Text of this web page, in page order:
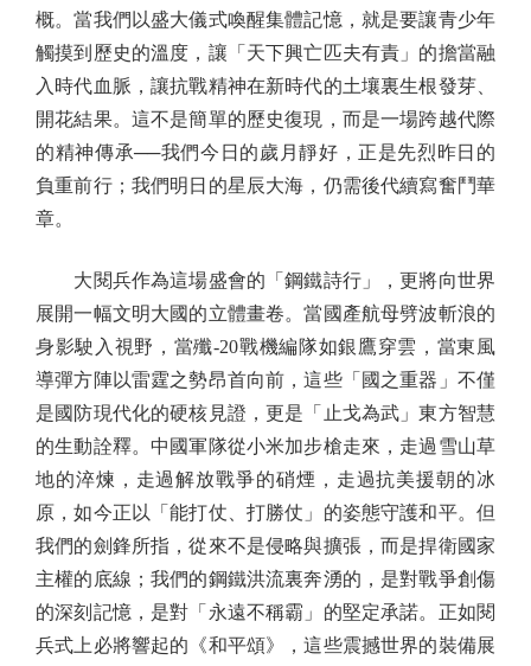
概。當我們以盛大儀式喚醒集體記憶，就是要讓青少年
觸摸到歷史的溫度，讓「天下興亡匹夫有責」的擔當融
入時代血脈，讓抗戰精神在新時代的土壤裏生根發芽、
開花結果。這不是簡單的歷史復現，而是一場跨越代際
的精神傳承──我們今日的歲月靜好，正是先烈昨日的
負重前行；我們明日的星辰大海，仍需後代續寫奮鬥華
章。
大閱兵作為這場盛會的「鋼鐵詩行」，更將向世界
展開一幅文明大國的立體畫卷。當國產航母劈波斬浪的
身影駛入視野，當殲-20戰機編隊如銀鷹穿雲，當東風
導彈方陣以雷霆之勢昂首向前，這些「國之重器」不僅
是國防現代化的硬核見證，更是「止戈為武」東方智慧
的生動詮釋。中國軍隊從小米加步槍走來，走過雪山草
地的淬煉，走過解放戰爭的硝煙，走過抗美援朝的冰
原，如今正以「能打仗、打勝仗」的姿態守護和平。但
我們的劍鋒所指，從來不是侵略與擴張，而是捍衛國家
主權的底線；我們的鋼鐵洪流裏奔湧的，是對戰爭創傷
的深刻記憶，是對「永遠不稱霸」的堅定承諾。正如閱
兵式上必將響起的《和平頌》，這些震撼世界的裝備展